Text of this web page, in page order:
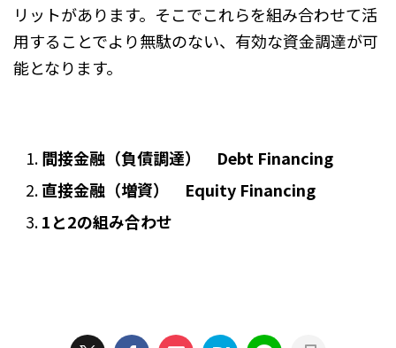
リットがあります。そこでこれらを組み合わせて活
用することでより無駄のない、有効な資金調達が可
能となります。
間接金融（負債調達） Debt Financing
直接金融（増資） Equity Financing
1と2の組み合わせ